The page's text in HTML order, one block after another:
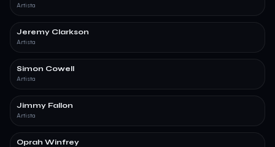
Artista
Jeremy Clarkson
Artista
Simon Cowell
Artista
Jimmy Fallon
Artista
Oprah Winfrey